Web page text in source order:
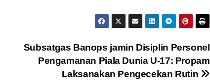
Subsatgas Banops jamin Disiplin Personel
Pengamanan Piala Dunia U-17: Propam
Laksanakan Pengecekan Rutin